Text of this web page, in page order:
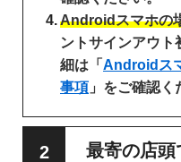
Androidスマホの
ントサインアウト
細は「 Androidス
事項 」をご確認く
最寄の店頭